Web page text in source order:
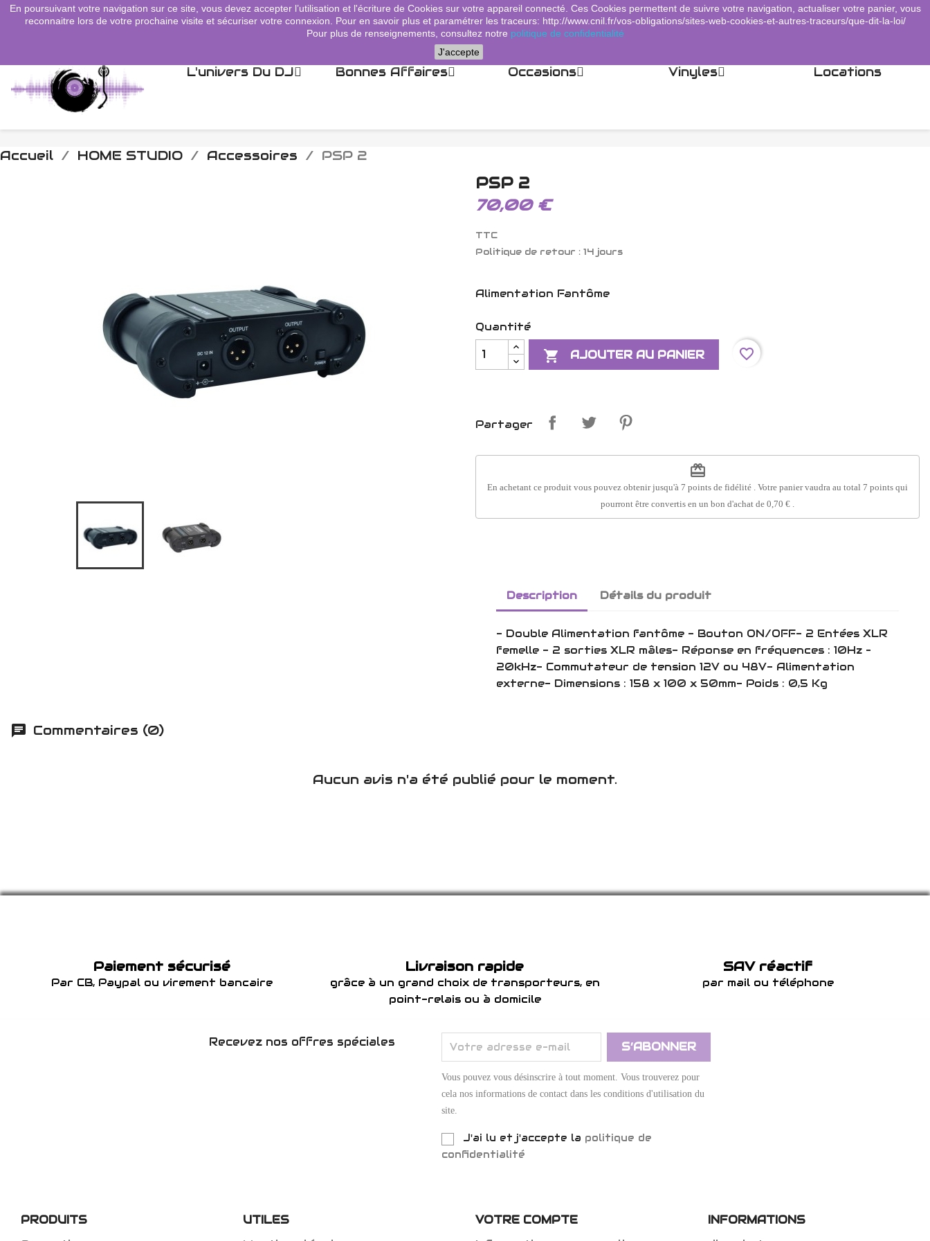
search  Connexion shopping_cart Panier (0)
L'univers Du DJ Bonnes Affaires Occasions Vinyles Locations
Accueil HOME STUDIO Accessoires PSP 2
PSP 2
70,00 €
TTC
Politique de retour : 14 jours
Alimentation Fantôme
Quantité
 AJOUTER AU PANIER favorite_border
Partager
redeem
En achetant ce produit vous pouvez obtenir jusqu'à 7 points de fidélité . Votre panier vaudra au total 7 points qui
pourront être convertis en un bon d'achat de 0,70 €
Description Détails du produit
- Double Alimentation fantôme - Bouton ON/OFF- 2 Entées XLR
femelle - 2 sorties XLR mâles- Réponse en fréquences : 10Hz –
20kHz- Commutateur de tension 12V ou 48V- Alimentation
externe- Dimensions : 158 x 100 x 50mm- Poids : 0,5 Kg
Commentaires (0)
Aucun avis n'a été publié pour le moment.
Paiement sécurisé
Par CB, Paypal ou virement bancaire
Livraison rapide
grâce à un grand choix de transporteurs, en
point-relais ou à domicile
SAV réactif
par mail ou téléphone
Recevez nos offres spéciales
Vous pouvez vous désinscrire à tout moment. Vous trouverez pour
cela nos informations de contact dans les conditions d'utilisation du
site.
J'ai lu et j'accepte la politique de
confidentialité
PRODUITS
UTILES
VOTRE COMPTE
INFORMATIONS
En poursuivant votre navigation sur ce site, vous devez accepter l’utilisation et l'écriture de Cookies sur votre appareil connecté. Ces Cookies permettent de suivre votre navigation, actualiser votre panier, vous
reconnaitre lors de votre prochaine visite et sécuriser votre connexion. Pour en savoir plus et paramétrer les traceurs: http://www.cnil.fr/vos-obligations/sites-web-cookies-et-autres-traceurs/que-dit-la-loi/
Pour plus de renseignements, consultez notre politique de confidentialité
J'accepte